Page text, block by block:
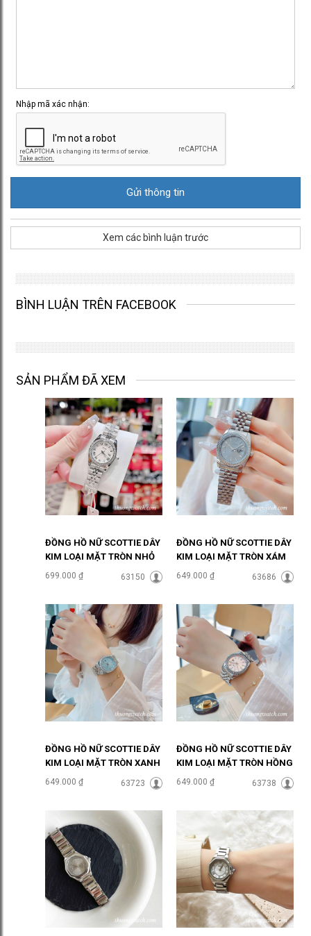
Nhập mã xác nhận:
Xem các bình luận trước
BÌNH LUẬN TRÊN FACEBOOK
SẢN PHẨM ĐÃ XEM
ĐỒNG HỒ NỮ SCOTTIE DÂY
KIM LOẠI MẶT TRÒN NHỎ
ĐÍNH ĐÁ ĐHĐ48601
699.000 ₫ 63150
ĐỒNG HỒ NỮ SCOTTIE DÂY
KIM LOẠI MẶT TRÒN XÁM
THỜI THƯỢNG ĐHĐ48302
649.000 ₫ 63686
ĐỒNG HỒ NỮ SCOTTIE DÂY
KIM LOẠI MẶT TRÒN XANH
NGỌC ĐHĐ48303
649.000 ₫ 63723
ĐỒNG HỒ NỮ SCOTTIE DÂY
KIM LOẠI MẶT TRÒN HỒNG
PASTEL ĐHĐ48301
649.000 ₫ 63738